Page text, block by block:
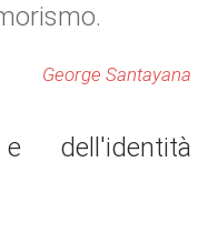
George Santayana
dell'identità